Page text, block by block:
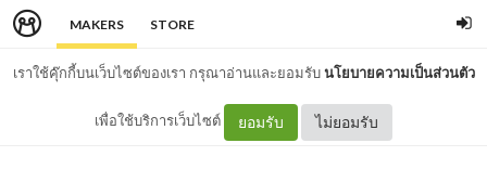
MAKERS STORE
เราใช้คุ๊กกี้บนเว็บไซต์ของเรา กรุณาอ่านและยอมรับนโยบายความเป็นส่วนตัว
เพื่อใช้บริการเว็บไซต์ ยอมรับ ไม่ยอมรับ